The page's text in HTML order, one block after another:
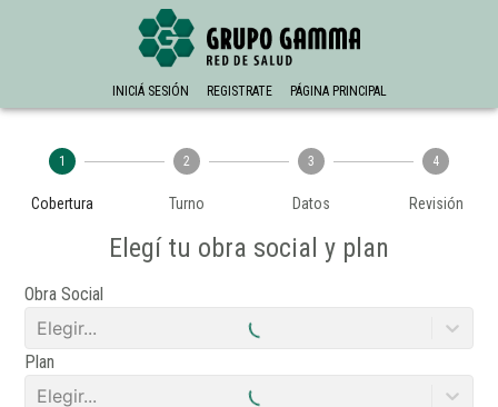
INICIÁ SESIÓN REGISTRATE PÁGINA PRINCIPAL
1
Cobertura
2
Turno
3
Datos
4
Revisión
Elegí tu obra social y plan
Obra Social
Elegir...
Plan
Elegir...